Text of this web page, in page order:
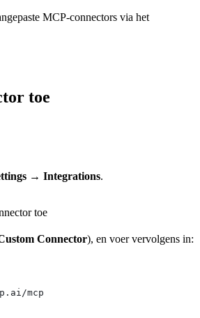
MCP-connectors via het
toe
→ Integrations.
toe
Connector), en voer vervolgens in:
mcp